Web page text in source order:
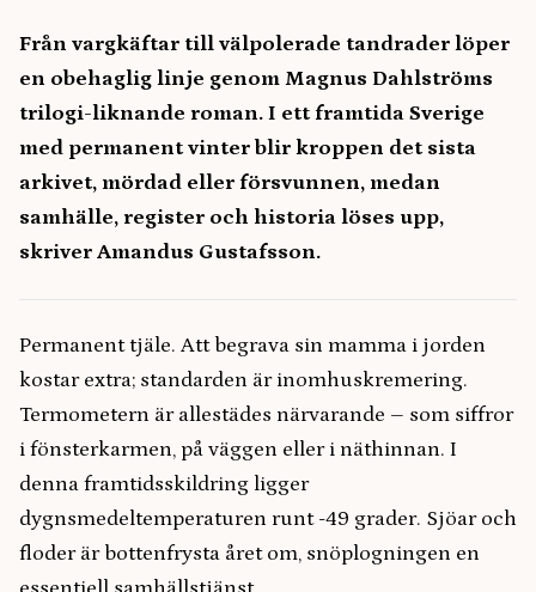
Från vargkäftar till välpolerade tandrader löper
en obehaglig linje genom Magnus Dahlströms
trilogi-liknande roman. I ett framtida Sverige
med permanent vinter blir kroppen det sista
arkivet, mördad eller försvunnen, medan
samhälle, register och historia löses upp,
skriver Amandus Gustafsson.
Permanent tjäle. Att begrava sin mamma i jorden
kostar extra; standarden är inomhuskremering.
Termometern är allestädes närvarande – som siffror
i fönsterkarmen, på väggen eller i näthinnan. I
denna framtidsskildring ligger
dygnsmedeltemperaturen runt -49 grader. Sjöar och
floder är bottenfrysta året om, snöplogningen en